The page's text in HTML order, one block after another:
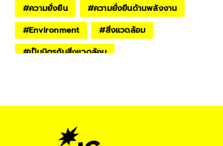
#ความยั่งยืน #ความยั่งยืนด้านพลังงาน
#Environment #สิ่งแวดล้อม
#เป็นมิตร​กับสิ่งแวดล้อม​
BCG Economy